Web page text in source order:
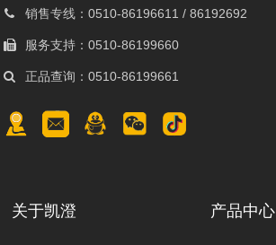
销售专线：0510-86196611 / 86192692
服务支持：0510-86199660
正品查询：0510-86199661
关于凯澄 产品中心